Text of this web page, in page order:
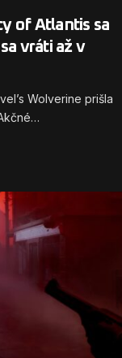
of Atlantis sa
vráti až v
Wolverine prišla